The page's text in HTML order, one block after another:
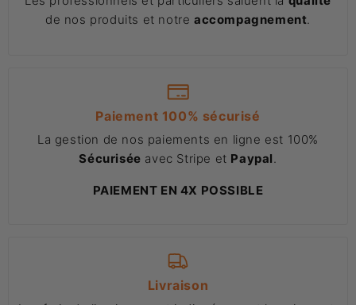
de nos produits et notre accompagnement.
Paiement 100% sécurisé
La gestion de nos paiements en ligne est 100%
Sécurisée avec Stripe et Paypal.
PAIEMENT EN 4X POSSIBLE
Livraison